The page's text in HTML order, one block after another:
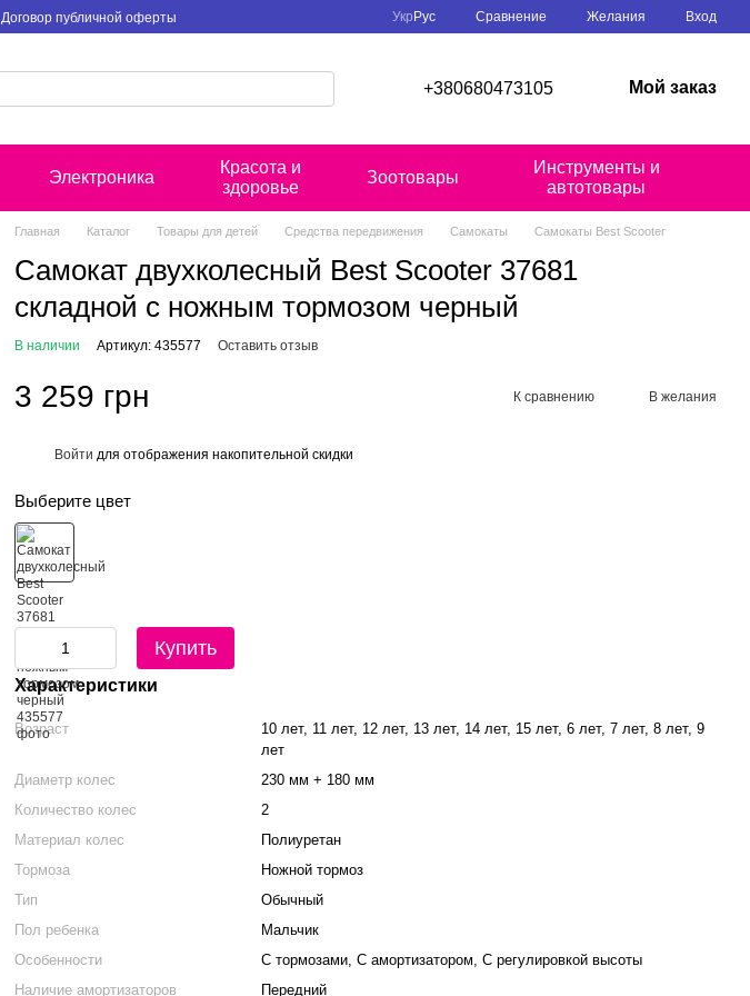
Договор публичной оферты Укр Рус Сравнение Желания Вход
+380680473105 Мой заказ
Электроника
Красота и
здоровье
Зоотовары
Инструменты и
автотовары
Главная Каталог Товары для детей Средства передвижения Самокаты Самокаты Best Scooter
Самокат двухколесный Best Scooter 37681
складной с ножным тормозом черный
В наличии Артикул: 435577 Оставить отзыв
3 259 грн К сравнению В желания
Войти для отображения накопительной скидки
Выберите цвет
Купить
Характеристики
Возраст
10 лет, 11 лет, 12 лет, 13 лет, 14 лет, 15 лет, 6 лет, 7 лет, 8 лет, 9
лет
Диаметр колес
230 мм + 180 мм
Количество колес
2
Материал колес
Полиуретан
Тормоза
Ножной тормоз
Тип
Обычный
Пол ребенка
Мальчик
Особенности
С тормозами, С амортизатором, С регулировкой высоты
Наличие амортизаторов
Передний